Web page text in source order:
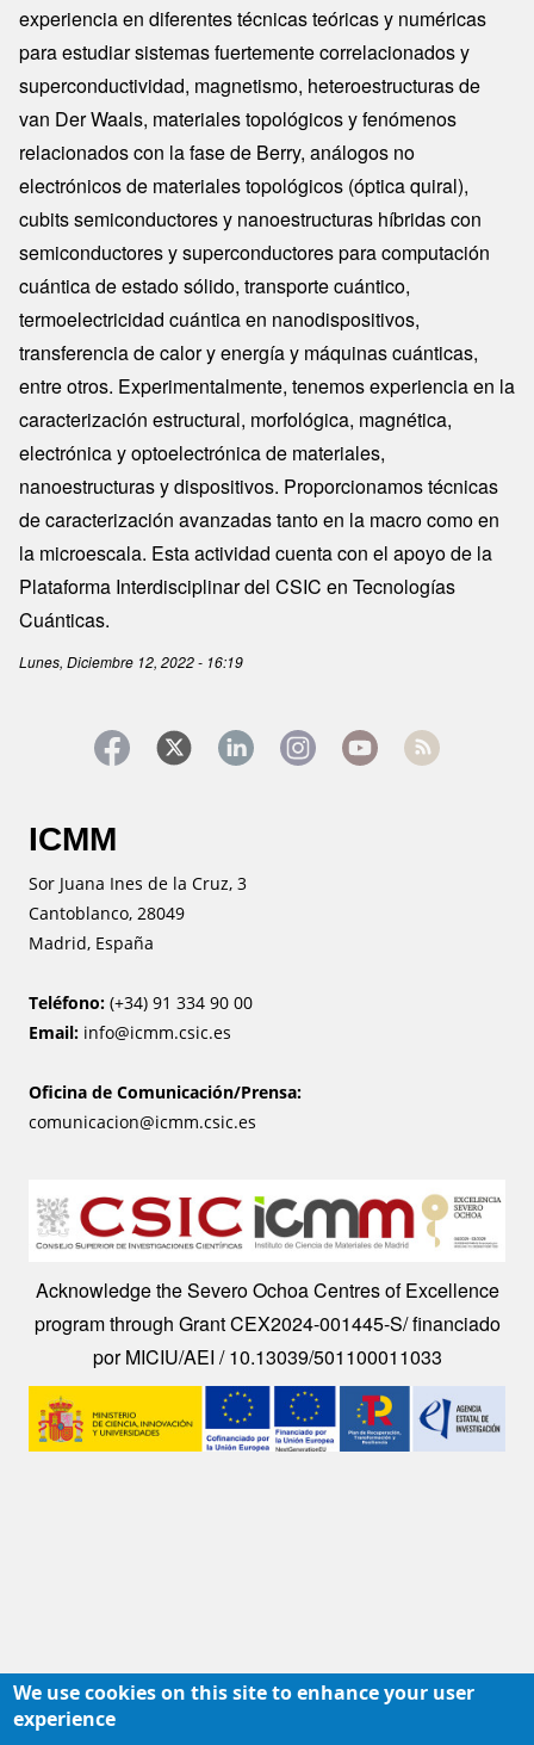
experiencia en diferentes técnicas teóricas y numéricas
para estudiar sistemas fuertemente correlacionados y
superconductividad, magnetismo, heteroestructuras de
van Der Waals, materiales topológicos y fenómenos
relacionados con la fase de Berry, análogos no
electrónicos de materiales topológicos (óptica quiral),
cubits semiconductores y nanoestructuras híbridas con
semiconductores y superconductores para computación
cuántica de estado sólido, transporte cuántico,
termoelectricidad cuántica en nanodispositivos,
transferencia de calor y energía y máquinas cuánticas,
entre otros. Experimentalmente, tenemos experiencia en la
caracterización estructural, morfológica, magnética,
electrónica y optoelectrónica de materiales,
nanoestructuras y dispositivos. Proporcionamos técnicas
de caracterización avanzadas tanto en la macro como en
la microescala. Esta actividad cuenta con el apoyo de la
Plataforma Interdisciplinar del CSIC en Tecnologías
Cuánticas.
Lunes, Diciembre 12, 2022 - 16:19
ICMM
Sor Juana Ines de la Cruz, 3
Cantoblanco, 28049
Madrid, España
Teléfono: (+34) 91 334 90 00
Email: info@icmm.csic.es
Oficina de Comunicación/Prensa:
comunicacion@icmm.csic.es
Image
Acknowledge the Severo Ochoa Centres of Excellence
program through Grant CEX2024-001445-S/ financiado
por MICIU/AEI / 10.13039/501100011033
Image
We use cookies on this site to enhance your user
experience